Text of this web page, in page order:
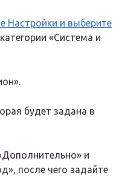
Настройки и выберите
«Система и
будет задана в
и
после чего задайте